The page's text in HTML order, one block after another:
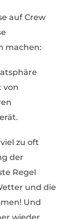
auf Crew
machen:
von
zu oft
der
Regel
und die
Und